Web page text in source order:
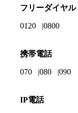
フリーダイヤル
0120 0800
携帯電話
070 080 090
IP電話